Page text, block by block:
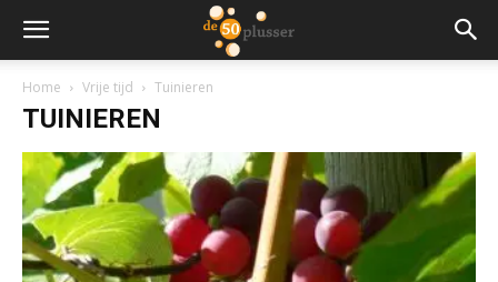
Home Vrije tijd Tuinieren
TUINIEREN